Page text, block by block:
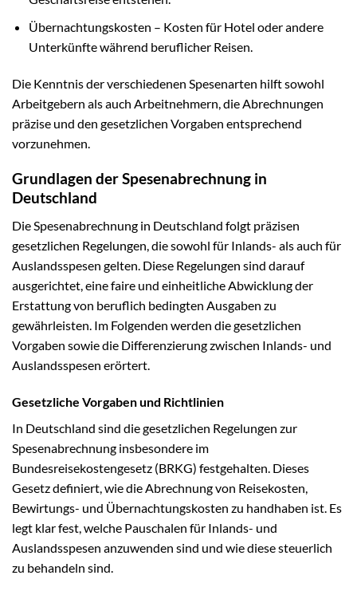
Übernachtungskosten – Kosten für Hotel oder andere
Unterkünfte während beruflicher Reisen.
Die Kenntnis der verschiedenen Spesenarten hilft sowohl
Arbeitgebern als auch Arbeitnehmern, die Abrechnungen
präzise und den gesetzlichen Vorgaben entsprechend
vorzunehmen.
Grundlagen der Spesenabrechnung in
Deutschland
Die Spesenabrechnung in Deutschland folgt präzisen
gesetzlichen Regelungen, die sowohl für Inlands- als auch für
Auslandsspesen gelten. Diese Regelungen sind darauf
ausgerichtet, eine faire und einheitliche Abwicklung der
Erstattung von beruflich bedingten Ausgaben zu
gewährleisten. Im Folgenden werden die gesetzlichen
Vorgaben sowie die Differenzierung zwischen Inlands- und
Auslandsspesen erörtert.
Gesetzliche Vorgaben und Richtlinien
In Deutschland sind die gesetzlichen Regelungen zur
Spesenabrechnung insbesondere im
Bundesreisekostengesetz (BRKG) festgehalten. Dieses
Gesetz definiert, wie die Abrechnung von Reisekosten,
Bewirtungs- und Übernachtungskosten zu handhaben ist. Es
legt klar fest, welche Pauschalen für Inlands- und
Auslandsspesen anzuwenden sind und wie diese steuerlich
zu behandeln sind.